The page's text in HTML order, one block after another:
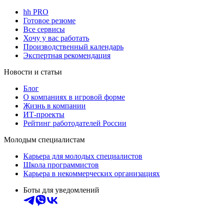
hh PRO
Готовое резюме
Все сервисы
Хочу у вас работать
Производственный календарь
Экспертная рекомендация
Новости и статьи
Блог
О компаниях в игровой форме
Жизнь в компании
ИТ-проекты
Рейтинг работодателей России
Молодым специалистам
Карьера для молодых специалистов
Школа программистов
Карьера в некоммерческих организациях
Боты для уведомлений